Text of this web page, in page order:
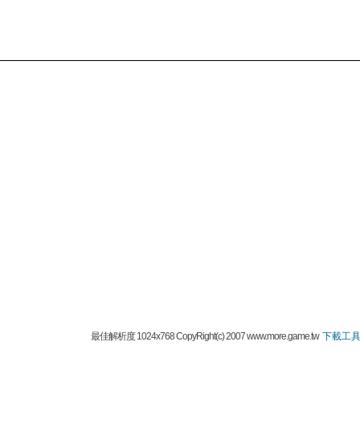
最佳解析度 1024x768 CopyRight(c) 2007 www.more.game.tw下載工